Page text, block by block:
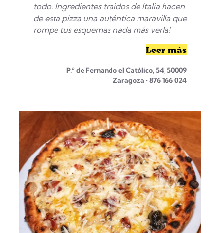
todo. Ingredientes traidos de Italia hacen
de esta pizza una auténtica maravilla que
rompe tus esquemas nada más verla!
Leer más
P.º de Fernando el Católico, 54, 50009
Zaragoza • 876 166 024